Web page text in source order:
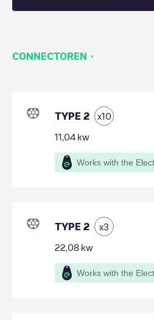
CONNECTOREN ·
TYPE 2 x10
11,04 kw
Works with the
TYPE 2 x3
22,08 kw
Works with the